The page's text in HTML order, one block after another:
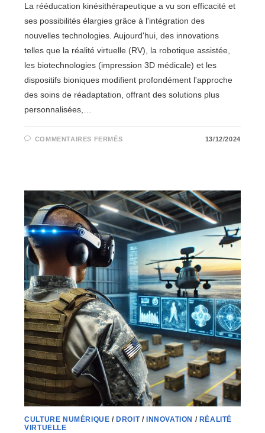
La rééducation kinésithérapeutique a vu son efficacité et
ses possibilités élargies grâce à l'intégration des
nouvelles technologies. Aujourd'hui, des innovations
telles que la réalité virtuelle (RV), la robotique assistée,
les biotechnologies (impression 3D médicale) et les
dispositifs bioniques modifient profondément l'approche
des soins de réadaptation, offrant des solutions plus
personnalisées,…
COMMENTAIRES FERMÉSSUR
ALLIANCE
POUR
UNE
MEILLEURE
RÉÉDUCATION
13/12/2024
CULTURE NUMÉRIQUE / DROIT/ INNOVATION / RÉALITÉ
VIRTUELLE